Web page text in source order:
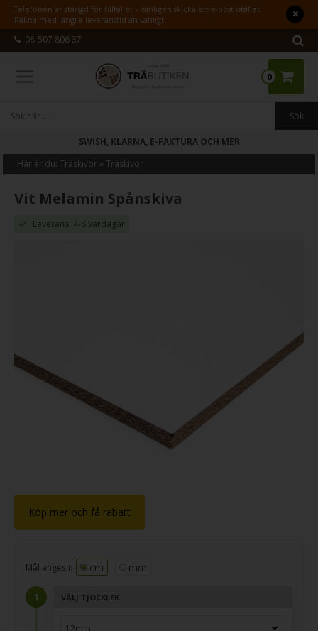
Telefonen är stängd för tillfället – vänligen skicka ett e-post istället.
Räkna med längre leveranstid än vanligt.
08-507 806 37
0
SWISH, KLARNA, E-FAKTURA OCH MER
Här är du:Träskivor »Träskivor
Vit Melamin Spånskiva
Leverans: 4-8 vardagar
Köp mer och få rabatt
Mål anges i: cm mm
VÄLJ TJOCKLEK